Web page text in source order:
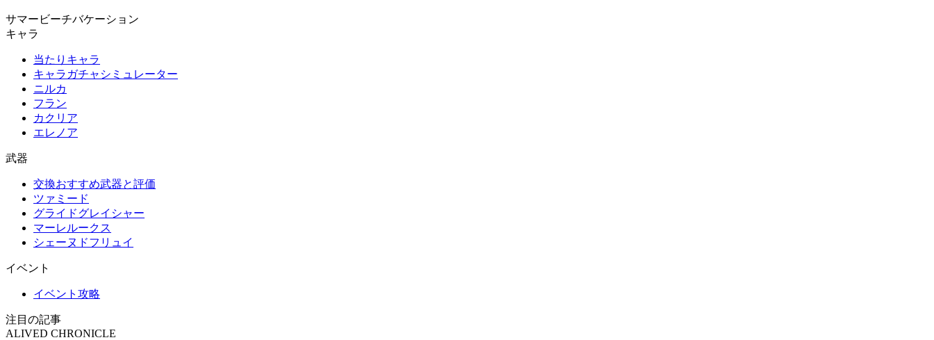
サマービーチバケーション
キャラ
当たりキャラ
キャラガチャシミュレーター
ニルカ
フラン
カクリア
エレノア
武器
交換おすすめ武器と評価
ツァミード
グライドグレイシャー
マーレルークス
シェーヌドフリュイ
イベント
イベント攻略
注目の記事
ALIVED CHRONICLE